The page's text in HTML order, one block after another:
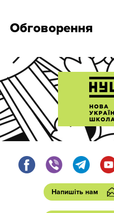
Обговорення
Напишіть нам